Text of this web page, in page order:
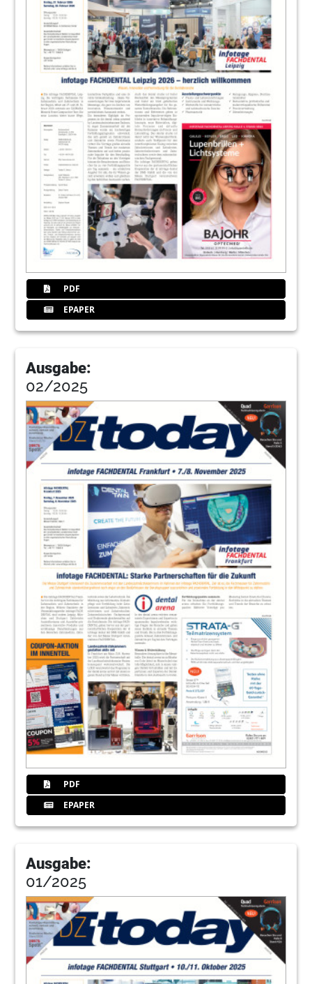
PDF
EPAPER
Ausgabe:
02/2025
PDF
EPAPER
Ausgabe:
01/2025